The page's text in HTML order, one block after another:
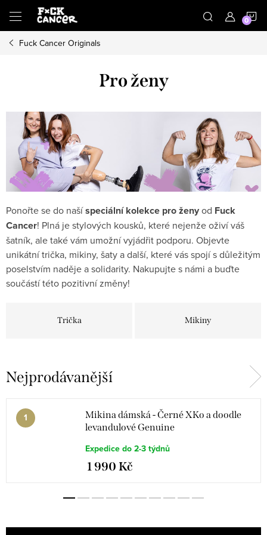
obsah
Fuck Cancer Originals
Pro ženy
Ponořte se do našíspeciální kolekce pro ženyod Fuck
Cancer! Plná je stylových kousků, které nejenže oživí váš
šatník, ale také vám umožní vyjádřit podporu. Objevte
unikátní trička, mikiny, šaty a další, které vás spojí s důležitým
poselstvím naděje a solidarity. Nakupujte s námi a buďte
součástí této pozitivní změny!
Trička Mikiny
Nejprodávanější
Mikina dámská - Černé XKo a doodle
levandulové Genuine
Expedice do 2-3 týdnů
1 990 Kč